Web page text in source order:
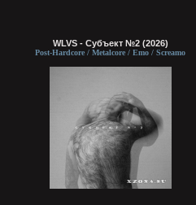
WLVS - Субъект №2 (2026)
Post-Hardcore / Metalcore / Emo / Screamo